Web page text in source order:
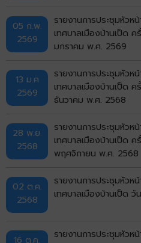
05 ก.พ.
2569
รายงานการประชุมหัวห
เทศบาลเมืองบ้านเป็ด
มกราคม พ.ศ. 2569
13 ม.ค
2569
รายงานการประชุมหัวห
เทศบาลเมืองบ้านเป็ด
ธันวาคม พ.ศ. 2568
28 พ.ย.
2568
รายงานการประชุมหัวห
เทศบาลเมืองบ้านเป็ด
พฤศจิกายน พ.ศ. 2568
02 ต.ค.
2568
รายงานการประชุมหัวห
เทศบาลเมืองบ้านเป็ด
16 ต.ค.
รายงานการประชุมหัวห